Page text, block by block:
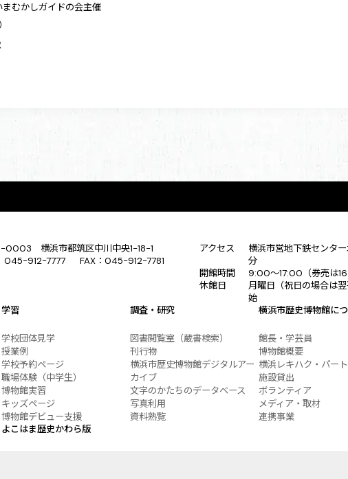
むかしガイドの会主催
0003 横浜市都筑区中川中央1-18-1
045-912-7777 FAX：045-912-7781
アクセス
横浜市営地下鉄センタ
分
開館時間
9:00〜17:00（券売は
休館日
月曜日（祝日の場合は
始
学習
学校団体見学
授業例
学校予約ページ
職場体験（中学生）
博物館実習
キッズページ
博物館デビュー支援
調査・研究
図書閲覧室（蔵書検索）
刊行物
横浜市歴史博物館デジタルアー
カイブ
文字のかたちのデータベース
写真利用
資料熟覧
横浜市歴史博物館に
館長・学芸員
博物館概要
横浜レキハク・パー
施設貸出
ボランティア
メディア・取材
連携事業
よこはま歴史かわら版